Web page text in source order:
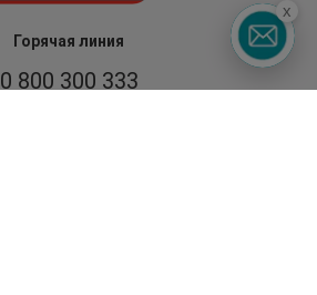
Горячая линия
0 800 300 333
x